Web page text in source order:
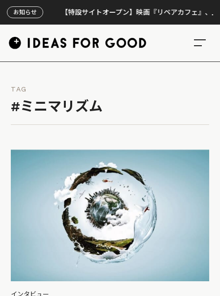
お知らせ【特設サイトオープン】映画『リペアカフェ』、上映300回
TAG
#ミニマリズム
インタビュー